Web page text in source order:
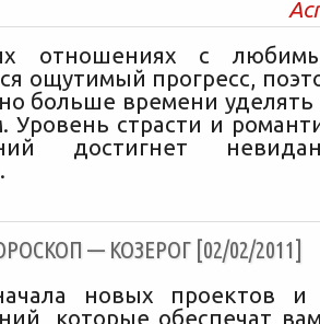
отношениях с
ощутимый прогресс,
больше времени
Уровень страсти и
достигнет
— КОЗЕРОГ [02/02/2011]
новых проектов и
которые обеспечат